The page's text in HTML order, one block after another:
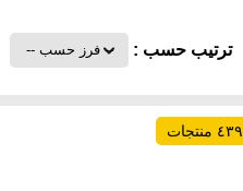
ترتيب حسب :
٤٣٩ منتجات